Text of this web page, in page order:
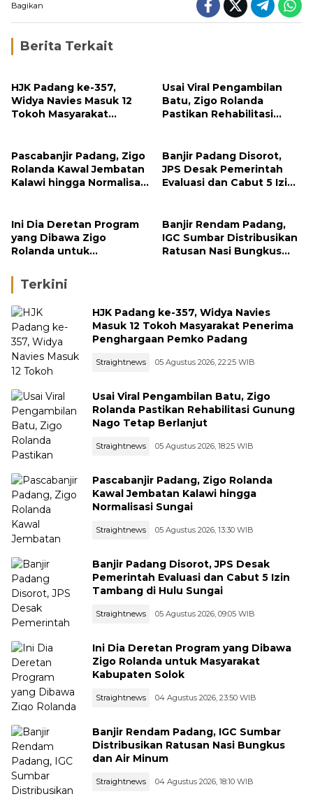
Bagikan
Berita Terkait
HJK Padang ke-357,
Widya Navies Masuk 12
Tokoh Masyarakat
Usai Viral Pengambilan
Batu, Zigo Rolanda
Pastikan Rehabilitasi
Pascabanjir Padang, Zigo
Rolanda Kawal Jembatan
Kalawi hingga Normalisasi
Banjir Padang Disorot,
JPS Desak Pemerintah
Evaluasi dan Cabut 5 Izin
Ini Dia Deretan Program
yang Dibawa Zigo
Rolanda untuk
Solok
Banjir Rendam Padang,
IGC Sumbar Distribusikan
Ratusan Nasi Bungkus
Terkini
HJK Padang ke-357, Widya Navies
Masuk 12 Tokoh Masyarakat Penerima
Penghargaan Pemko Padang
Straightnews 05 Agustus 2026, 22:25 WIB
Usai Viral Pengambilan Batu, Zigo
Rolanda Pastikan Rehabilitasi Gunung
Nago Tetap Berlanjut
Straightnews 05 Agustus 2026, 18:25 WIB
Pascabanjir Padang, Zigo Rolanda
Kawal Jembatan Kalawi hingga
Normalisasi Sungai
Straightnews 05 Agustus 2026, 13:30 WIB
Banjir Padang Disorot, JPS Desak
Pemerintah Evaluasi dan Cabut 5 Izin
Tambang di Hulu Sungai
Straightnews 05 Agustus 2026, 09:05 WIB
Ini Dia Deretan Program yang Dibawa
Zigo Rolanda untuk Masyarakat
Kabupaten Solok
Straightnews 04 Agustus 2026, 23:50 WIB
Banjir Rendam Padang, IGC Sumbar
Distribusikan Ratusan Nasi Bungkus
dan Air Minum
Straightnews 04 Agustus 2026, 18:10 WIB